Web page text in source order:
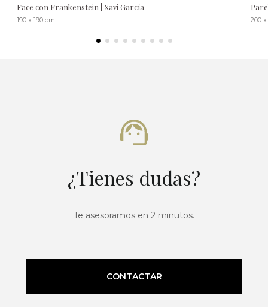
Face con Frankenstein | Xavi García
190 x 190 cm 200
¿Tienes dudas?
Te asesoramos en 2 minutos.
CONTACTAR